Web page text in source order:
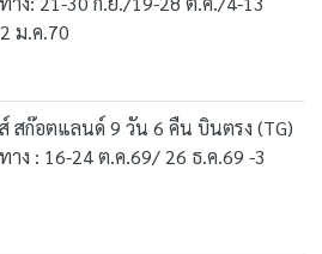
ม.ค.70
สก๊อตแลนด์ 9 วัน 6 คืน บินตรง (TG)
าง : 16-24 ต.ค.69/ 26 ธ.ค.69 -3